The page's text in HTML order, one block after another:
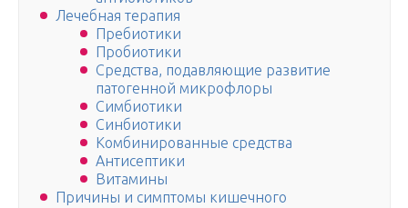
Лечебная терапия
Пребиотики
Пробиотики
Средства, подавляющие развитие
патогенной микрофлоры
Симбиотики
Синбиотики
Комбинированные средства
Антисептики
Витамины
Причины и симптомы кишечного